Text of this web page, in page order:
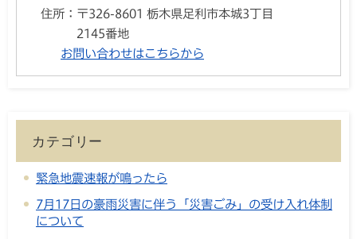
住所： 〒326-8601 栃木県足利市本城3丁目
2145番地
お問い合わせはこちらから
カテゴリー
緊急地震速報が鳴ったら
7月17日の豪雨災害に伴う「災害ごみ」の受け入れ体制
について